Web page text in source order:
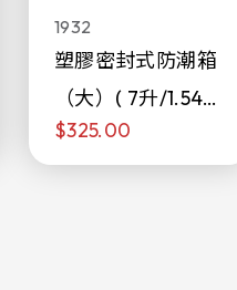
1932
塑膠密封式防潮箱
（大）( 7升/1.54加
侖)
$325.00